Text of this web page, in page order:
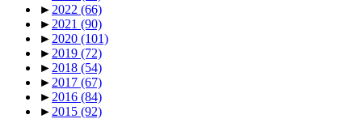
► 2022 (66)
► 2021 (90)
► 2020 (101)
► 2019 (72)
► 2018 (54)
► 2017 (67)
► 2016 (84)
► 2015 (92)